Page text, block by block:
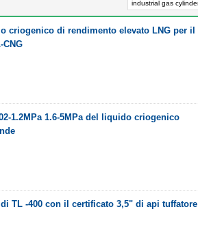
criogenico di rendimento elevato LNG per il
1.2MPa 1.6-5MPa del liquido criogenico
TL -400 con il certificato 3,5" di api tuffatore